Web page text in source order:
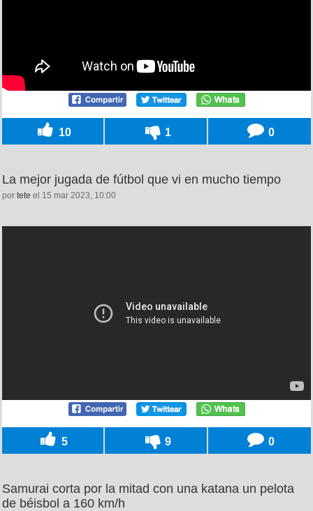
10 1 0
La mejor jugada de fútbol que vi en mucho tiempo
por tete el 15 mar 2023, 10:00
5 9 0
Samurai corta por la mitad con una katana un pelota
de béisbol a 160 km/h